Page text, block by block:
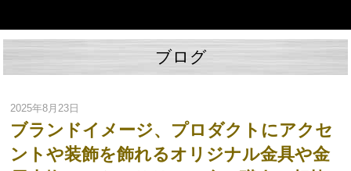
ブログ
2025年8月23日
ブランドイメージ、プロダクトにアクセ
ントや装飾を飾れるオリジナル金具や金